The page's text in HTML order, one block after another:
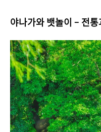
야나가와 뱃놀이 – 전